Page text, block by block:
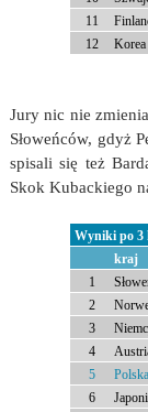
11
12
Korea
Jury nic nie
Słoweńców, gdyż
spisali się też
Skok Kubackiego
Wyniki po 3
kraj
1
2
3
4
5
Polska
6